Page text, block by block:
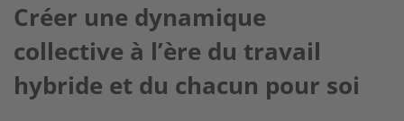
Créer une dynamique
collective à l’ère du travail
hybride et du chacun pour soi